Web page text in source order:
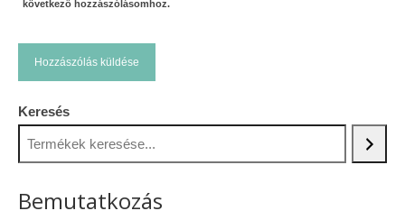
következő hozzászólásomhoz.
Keresés
Bemutatkozás